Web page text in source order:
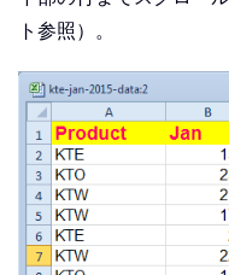
ト参照）。